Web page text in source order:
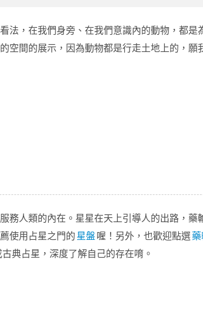
法，在我們身旁、在我們意識內的動物，都是
空間的展示，因為動物都是行走土地上的，願
務人類的內在。星星在天上引導人的出路，藥
使用占星之門的星盤喔！另外，也歡迎點選
典占星，深度了解自己的存在唷。